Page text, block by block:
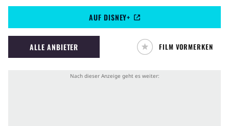
– vorgetragen von Leonardo DiCaprio und
Kate Winslet. James Cameron inszenierte dies
1997 spektakulärst.
AUF DISNEY+
ALLE ANBIETER FILM VORMERKEN